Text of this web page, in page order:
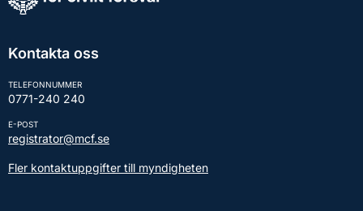
Kontakta oss
TELEFONNUMMER
0771-240 240
E-POST
registrator@mcf.se
Fler kontaktuppgifter till myndigheten